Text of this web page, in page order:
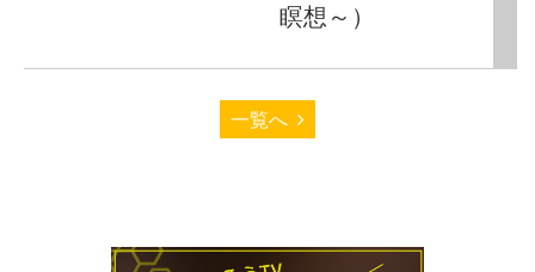
瞑想～）
一覧へ